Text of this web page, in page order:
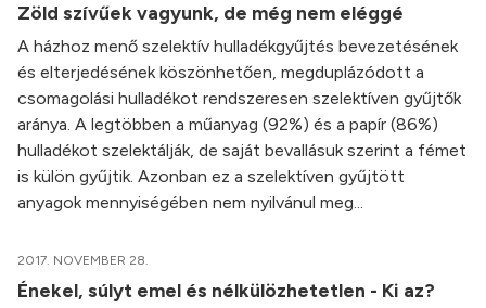
Zöld szívűek vagyunk, de még nem eléggé
A házhoz menő szelektív hulladékgyűjtés bevezetésének
és elterjedésének köszönhetően, megduplázódott a
csomagolási hulladékot rendszeresen szelektíven gyűjtők
aránya. A legtöbben a műanyag (92%) és a papír (86%)
hulladékot szelektálják, de saját bevallásuk szerint a fémet
is külön gyűjtik. Azonban ez a szelektíven gyűjtött
anyagok mennyiségében nem nyilvánul meg...
2017. NOVEMBER 28.
Énekel, súlyt emel és nélkülözhetetlen - Ki az?